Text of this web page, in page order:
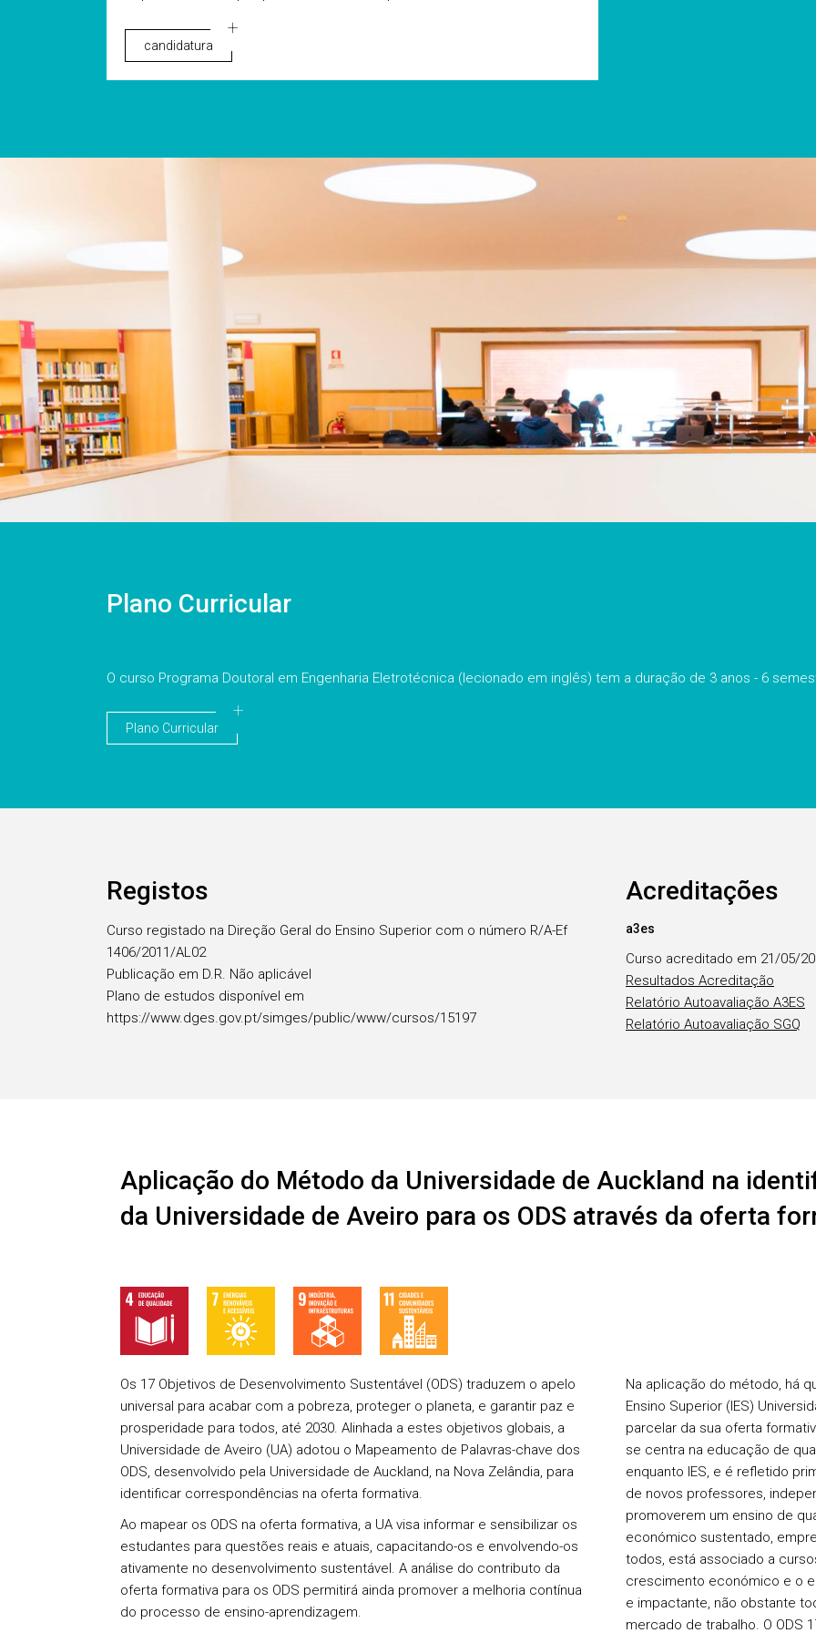
candidatura
Plano Curricular
O curso Programa Doutoral em Engenharia Eletrotécnica (lecionado em inglês) tem a duração de 3 anos - 6
Plano Curricular
Registos
Curso registado na Direção Geral do Ensino Superior com o número R/A-Ef
1406/2011/AL02
Publicação em D.R. Não aplicável
Plano de estudos disponível em
https://www.dges.gov.pt/simges/public/www/cursos/15197
Acreditações
a3es
Curso acreditado em 21/05/
Resultados Acreditação
Relatório Autoavaliação A3ES
Relatório Autoavaliação SGQ
Aplicação do Método da Universidade de Auckland na
da Universidade de Aveiro para os ODS através da oferta
Os 17 Objetivos de Desenvolvimento Sustentável (ODS) traduzem o apelo
universal para acabar com a pobreza, proteger o planeta, e garantir paz e
prosperidade para todos, até 2030. Alinhada a estes objetivos globais, a
Universidade de Aveiro (UA) adotou o Mapeamento de Palavras-chave dos
ODS, desenvolvido pela Universidade de Auckland, na Nova Zelândia, para
identificar correspondências na oferta formativa.
Ao mapear os ODS na oferta formativa, a UA visa informar e sensibilizar os
estudantes para questões reais e atuais, capacitando-os e envolvendo-os
ativamente no desenvolvimento sustentável. A análise do contributo da
oferta formativa para os ODS permitirá ainda promover a melhoria contínua
do processo de ensino-aprendizagem.
Na aplicação do método, há
Ensino Superior (IES)
parcelar da sua oferta
se centra na educação de
enquanto IES, e é refletido
de novos professores,
promoverem um ensino de
económico sustentado,
todos, está associado a
crescimento económico e o
e impactante, não obstante
mercado de trabalho. O ODS